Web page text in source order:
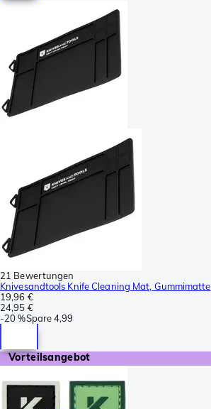
21 Bewertungen
Knivesandtools Knife Cleaning Mat, Gummimatte
19,96 €
24,95 €
-20 %Spare4,99
Vorteilsangebot